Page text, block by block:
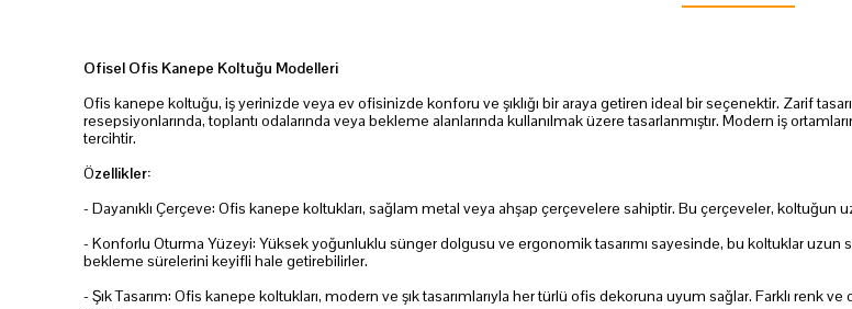
Ofisel Ofis Kanepe Koltuğu Modelleri
Ofis kanepe koltuğu, iş yerinizde veya ev ofisinizde konforu ve şıklığı bir araya getiren ideal bir seçenektir. Zarif
resepsiyonlarında, toplantı odalarında veya bekleme alanlarında kullanılmak üzere tasarlanmıştır. Modern iş
tercihtir.
Özellikler:
- Dayanıklı Çerçeve: Ofis kanepe koltukları, sağlam metal veya ahşap çerçevelere sahiptir. Bu çerçeveler, koltuğun
- Konforlu Oturma Yüzeyi: Yüksek yoğunluklu sünger dolgusu ve ergonomik tasarımı sayesinde, bu koltuklar
bekleme sürelerini keyifli hale getirebilirler.
- Şık Tasarım: Ofis kanepe koltukları, modern ve şık tasarımlarıyla her türlü ofis dekoruna uyum sağlar. Farklı